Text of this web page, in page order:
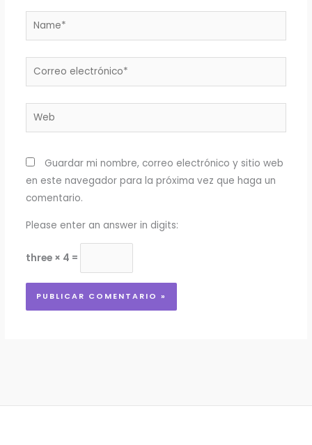
Name*
Correo
Web
Guardar mi nombre, correo electrónico y sitio web
en este navegador para la próxima vez que haga un
comentario.
Please enter an answer in digits:
three × 4 =